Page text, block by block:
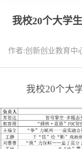
我校20个大学
作者:创新创业教育中
我校20个大